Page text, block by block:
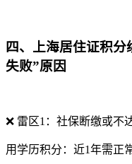
四、上海居住证积
失败”原因
❌ 雷区1：社保断缴或不
用学历积分：近1年需正